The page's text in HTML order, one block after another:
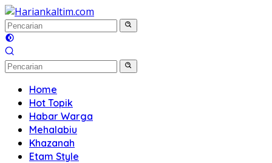
Langsung
ke
konten
Home
Hot Topik
Habar Warga
Mehalabiu
Khazanah
Etam Style